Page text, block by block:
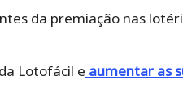
da premiação nas
Lotofácil e aumentar as